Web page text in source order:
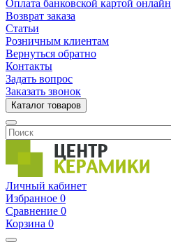
Оплата банковской картой онлайн
Возврат заказа
Статьи
Розничным клиентам
Вернуться обратно
Контакты
Задать вопрос
Заказать звонок
Каталог товаров
Личный кабинет
Избранное 0
Сравнение 0
Корзина 0